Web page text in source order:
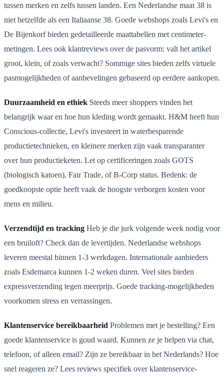
tussen merken en zelfs tussen landen. Een Nederlandse maat 38 is
niet hetzelfde als een Italiaanse 38. Goede webshops zoals Levi's en
De Bijenkorf bieden gedetailleerde maattabellen met centimeter-
metingen. Lees ook klantreviews over de pasvorm: valt het artikel
groot, klein, of zoals verwacht? Sommige sites bieden zelfs virtuele
pasmogelijkheden of aanbevelingen gebaseerd op eerdere aankopen.
Duurzaamheid en ethiek Steeds meer shoppers vinden het
belangrijk waar en hoe hun kleding wordt gemaakt. H&M heeft hun
Conscious-collectie, Levi's investeert in waterbesparende
productietechnieken, en kleinere merken zijn vaak transparanter
over hun productieketen. Let op certificeringen zoals GOTS
(biologisch katoen), Fair Trade, of B-Corp status. Bedenk: de
goedkoopste optie heeft vaak de hoogste verborgen kosten voor
mens en milieu.
Verzendtijd en tracking Heb je die jurk volgende week nodig voor
een bruiloft? Check dan de levertijden. Nederlandse webshops
leveren meestal binnen 1-3 werkdagen. Internationale aanbieders
zoals Esdemarca kunnen 1-2 weken duren. Veel sites bieden
expressverzending tegen meerprijs. Goede tracking-mogelijkheden
voorkomen stress en verrassingen.
Klantenservice bereikbaarheid Problemen met je bestelling? Een
goede klantenservice is goud waard. Kunnen ze je helpen via chat,
telefoon, of alleen email? Zijn ze bereikbaar in het Nederlands? Hoe
snel reageren ze? Lees reviews specifiek over klantenservice-